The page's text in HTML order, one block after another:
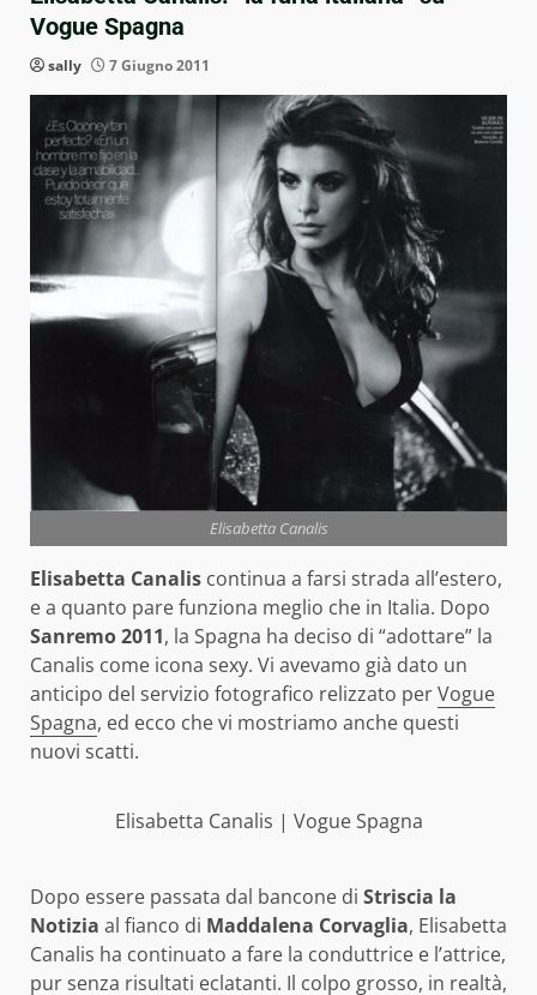
Vogue Spagna
sally 7 Giugno 2011
Elisabetta Canalis
Elisabetta Canalis continua a farsi strada all’estero,
e a quanto pare funziona meglio che in Italia. Dopo
Sanremo 2011, la Spagna ha deciso di “adottare” la
Canalis come icona sexy. Vi avevamo già dato un
anticipo del servizio fotografico relizzato perVogue
Spagna, ed ecco che vi mostriamo anche questi
nuovi scatti.
Elisabetta Canalis | Vogue Spagna
Dopo essere passata dal bancone di Striscia la
Notizia al fianco di Maddalena Corvaglia, Elisabetta
Canalis ha continuato a fare la conduttrice e l’attrice,
pur senza risultati eclatanti. Il colpo grosso, in realtà,